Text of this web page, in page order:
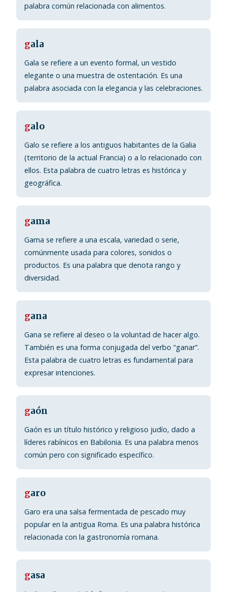
palabra común relacionada con alimentos.
gala
Gala se refiere a un evento formal, un vestido
elegante o una muestra de ostentación. Es una
palabra asociada con la elegancia y las celebraciones.
galo
Galo se refiere a los antiguos habitantes de la Galia
(territorio de la actual Francia) o a lo relacionado con
ellos. Esta palabra de cuatro letras es histórica y
geográfica.
gama
Gama se refiere a una escala, variedad o serie,
comúnmente usada para colores, sonidos o
productos. Es una palabra que denota rango y
diversidad.
gana
Gana se refiere al deseo o la voluntad de hacer algo.
También es una forma conjugada del verbo “ganar”.
Esta palabra de cuatro letras es fundamental para
expresar intenciones.
gaón
Gaón es un título histórico y religioso judío, dado a
líderes rabínicos en Babilonia. Es una palabra menos
común pero con significado específico.
garo
Garo era una salsa fermentada de pescado muy
popular en la antigua Roma. Es una palabra histórica
relacionada con la gastronomía romana.
gasa